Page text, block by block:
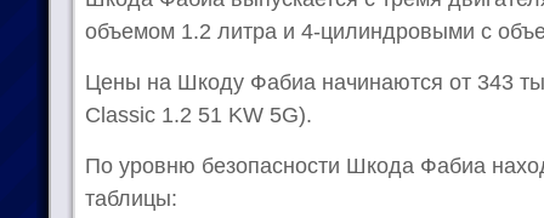
объемом 1.2 литра и 4-цилиндровыми с
Цены на Шкоду Фабиа начинаются от 343
Classic 1.2 51 KW 5G).
По уровню безопасности Шкода Фабиа
таблицы: